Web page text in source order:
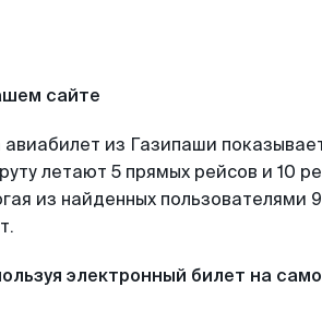
сайте
из Газипаши
летают 5 прямых рейсов и 10
из найденных пользователями
электронный билет на